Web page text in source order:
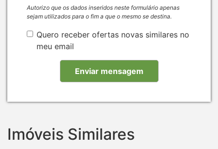
Autorizo que os dados inseridos neste formulário apenas
sejam utilizados para o fim a que o mesmo se destina.
Quero receber ofertas novas similares no
meu email
Imóveis Similares